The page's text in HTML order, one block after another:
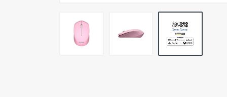
Oficina Accesorios
Oficina Combos